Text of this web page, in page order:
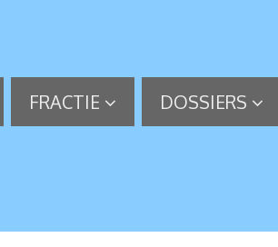
FRACTIE DOSSIERS